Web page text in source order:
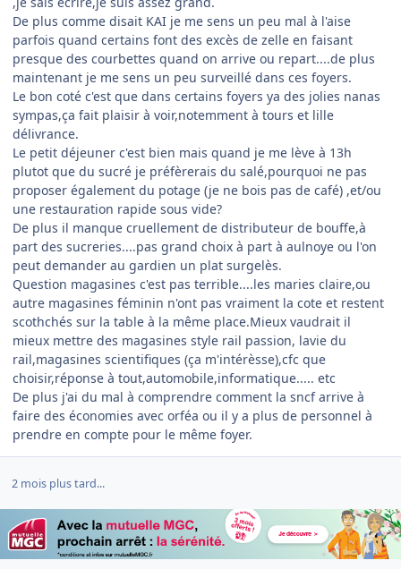
De plus comme disait KAI je me sens un peu mal à l'aise
parfois quand certains font des excès de zelle en faisant
presque des courbettes quand on arrive ou repart....de plus
maintenant je me sens un peu surveillé dans ces foyers.
Le bon coté c'est que dans certains foyers ya des jolies nanas
sympas,ça fait plaisir à voir,notemment à tours et lille
délivrance.
Le petit déjeuner c'est bien mais quand je me lève à 13h
plutot que du sucré je préfèrerais du salé,pourquoi ne pas
proposer également du potage (je ne bois pas de café) ,et/ou
une restauration rapide sous vide?
De plus il manque cruellement de distributeur de bouffe,à
part des sucreries....pas grand choix à part à aulnoye ou l'on
peut demander au gardien un plat surgelès.
Question magasines c'est pas terrible....les maries claire,ou
autre magasines féminin n'ont pas vraiment la cote et restent
scothchés sur la table à la même place.Mieux vaudrait il
mieux mettre des magasines style rail passion, lavie du
rail,magasines scientifiques (ça m'intérèsse),cfc que
choisir,réponse à tout,automobile,informatique..... etc
De plus j'ai du mal à comprendre comment la sncf arrive à
faire des économies avec orféa ou il y a plus de personnel à
prendre en compte pour le même foyer.
2 mois plus tard...